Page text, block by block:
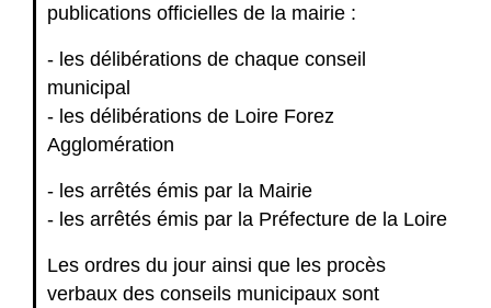
publications officielles de la mairie :
- les délibérations de chaque conseil
municipal
- les délibérations de Loire Forez
Agglomération
- les arrêtés émis par la Mairie
- les arrêtés émis par la Préfecture de la Loire
Les ordres du jour ainsi que les procès
verbaux des conseils municipaux sont